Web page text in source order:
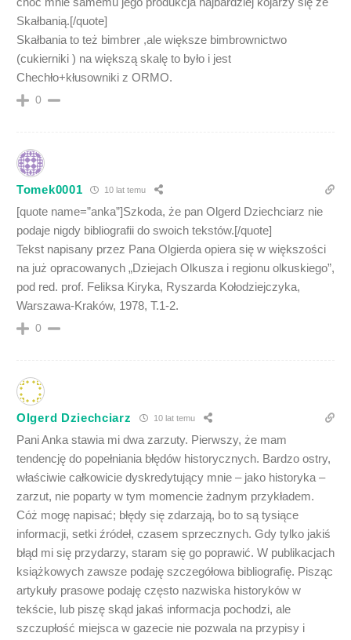
Skałbanią.[/quote]
Skałbania to też bimbrer ,ale większe bimbrownictwo
(cukierniki ) na większą skalę to było i jest
Chechło+kłusowniki z ORMO.
0
Tomek0001 10 lat temu
[quote name=”anka”]Szkoda, że pan Olgerd Dziechciarz nie
podaje nigdy bibliografii do swoich tekstów.[/quote]
Tekst napisany przez Pana Olgierda opiera się w większości
na już opracowanych „Dziejach Olkusza i regionu olkuskiego”,
pod red. prof. Feliksa Kiryka, Ryszarda Kołodziejczyka,
Warszawa-Kraków, 1978, T.1-2.
0
Olgerd Dziechciarz 10 lat temu
Pani Anka stawia mi dwa zarzuty. Pierwszy, że mam
tendencję do popełniania błędów historycznych. Bardzo ostry,
właściwie całkowicie dyskredytujący mnie – jako historyka –
zarzut, nie poparty w tym momencie żadnym przykładem.
Cóż mogę napisać; błędy się zdarzają, bo to są tysiące
informacji, setki źródeł, czasem sprzecznych. Gdy tylko jakiś
błąd mi się przydarzy, staram się go poprawić. W publikacjach
książkowych zawsze podaję szczegółowa bibliografię. Pisząc
artykuły prasowe podaję często nazwiska historyków w
tekście, lub piszę skąd jakaś informacja pochodzi, ale
szczupłość miejsca w gazecie nie pozwala na przypisy i